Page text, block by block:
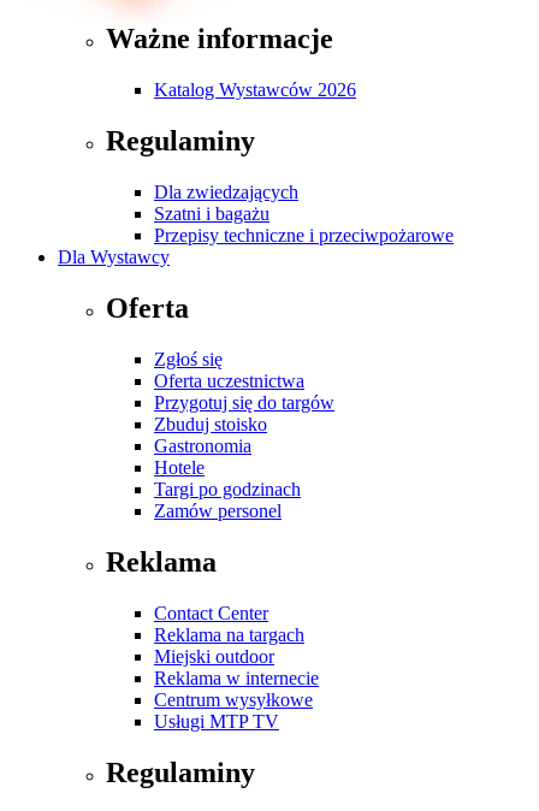
Ważne informacje
Katalog Wystawców 2026
Regulaminy
Dla zwiedzających
Szatni i bagażu
Przepisy techniczne i przeciwpożarowe
Dla Wystawcy
Oferta
Zgłoś się
Oferta uczestnictwa
Przygotuj się do targów
Zbuduj stoisko
Gastronomia
Hotele
Targi po godzinach
Zamów personel
Reklama
Contact Center
Reklama na targach
Miejski outdoor
Reklama w internecie
Centrum wysyłkowe
Usługi MTP TV
Regulaminy